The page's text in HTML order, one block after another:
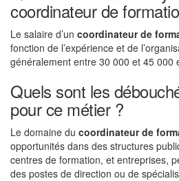
coordinateur de
Le salaire d’un coordinateur de
fonction de l’expérience et de
généralement entre 30 000 et 45 000
Quels sont les
pour ce métier ?
Le domaine du coordinateur de
opportunités dans des structures
centres de formation, et entreprises,
des postes de direction ou de